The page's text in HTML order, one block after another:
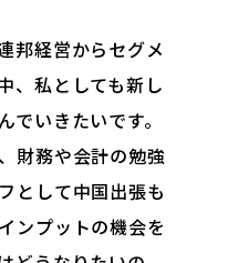
邦経営からセグメ
、私としても新し
でいきたいです。
財務や会計の勉強
として中国出張も
ンプットの機会を